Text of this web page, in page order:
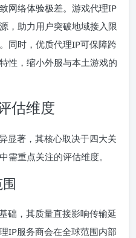
网络体验极差。游戏代理IP
，助力用户突破地域接入限
同时，优质代理IP可保障跨
性，缩小外服与本土游戏的
估维度
显著，其核心取决于四大关
需重点关注的评估维度。
础，其质量直接影响传输延
IP服务商会在全球范围内部